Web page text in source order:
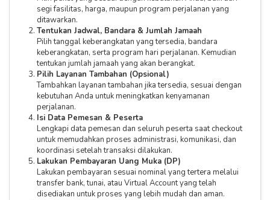
segi fasilitas, harga, maupun program perjalanan yang
ditawarkan.
Tentukan Jadwal, Bandara & Jumlah Jamaah
Pilih tanggal keberangkatan yang tersedia, bandara
keberangkatan, serta program hari perjalanan. Kemudian
tentukan jumlah jamaah yang akan berangkat.
Pilih Layanan Tambahan (Opsional)
Tambahkan layanan tambahan jika tersedia, sesuai dengan
kebutuhan Anda untuk meningkatkan kenyamanan
perjalanan.
Isi Data Pemesan & Peserta
Lengkapi data pemesan dan seluruh peserta saat checkout
untuk memudahkan proses administrasi, komunikasi, dan
koordinasi setelah transaksi dilakukan.
Lakukan Pembayaran Uang Muka (DP)
Lakukan pembayaran sesuai nominal yang tertera melalui
transfer bank, tunai, atau Virtual Account yang telah
disediakan untuk proses yang lebih mudah dan aman.